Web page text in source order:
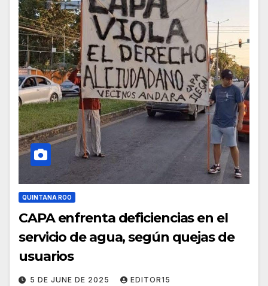
QUINTANA ROO
CAPA enfrenta deficiencias en el
servicio de agua, según quejas de
usuarios
5 DE JUNE DE 2025 EDITOR15